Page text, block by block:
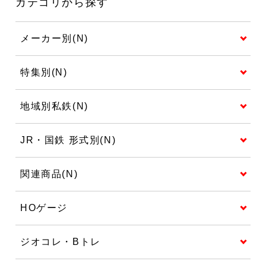
メーカー別(N)
特集別(N)
地域別私鉄(N)
JR・国鉄 形式別(N)
関連商品(N)
HOゲージ
ジオコレ・Bトレ